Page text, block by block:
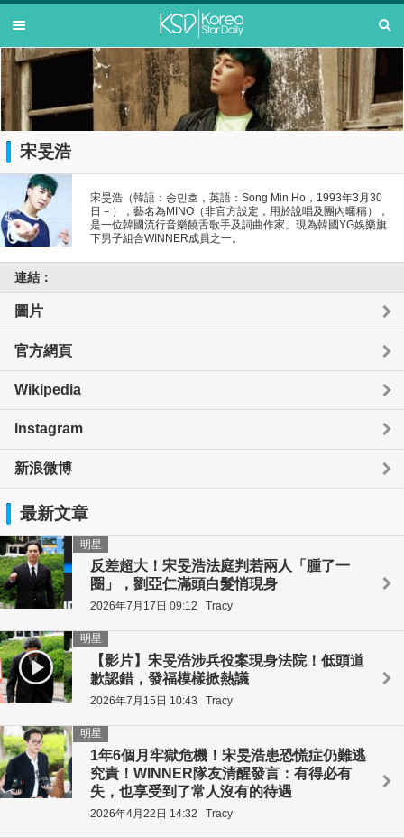
宋旻浩
宋旻浩（韓語：송민호，英語：Song Min Ho，1993年3月30
日－），藝名為MINO（非官方設定，用於說唱及團內暱稱），
是一位韓國流行音樂饒舌歌手及詞曲作家。現為韓國YG娛樂旗
下男子組合WINNER成員之一。
連結：
圖片
官方網頁
Wikipedia
Instagram
新浪微博
最新文章
反差超大！宋旻浩法庭判若兩人「腫了一
圈」，劉亞仁滿頭白髮悄現身
明星
2026年7月17日 09:12 Tracy
【影片】宋旻浩涉兵役案現身法院！低頭道
歉認錯，發福模樣掀熱議
明星
2026年7月15日 10:43 Tracy
1年6個月牢獄危機！宋旻浩患恐慌症仍難逃
究責！WINNER隊友清醒發言：有得必有
失，也享受到了常人沒有的待遇
明星
2026年4月22日 14:32 Tracy